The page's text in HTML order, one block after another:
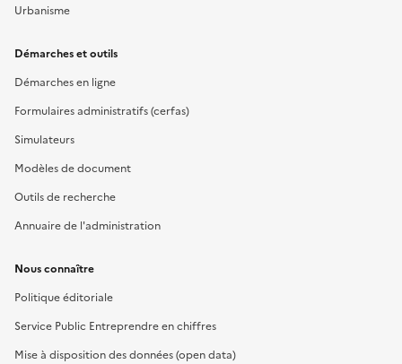
Urbanisme
Démarches et outils
Démarches en ligne
Formulaires administratifs (cerfas)
Simulateurs
Modèles de document
Outils de recherche
Annuaire de l'administration
Nous connaître
Politique éditoriale
Service Public Entreprendre en chiffres
Mise à disposition des données (open data)